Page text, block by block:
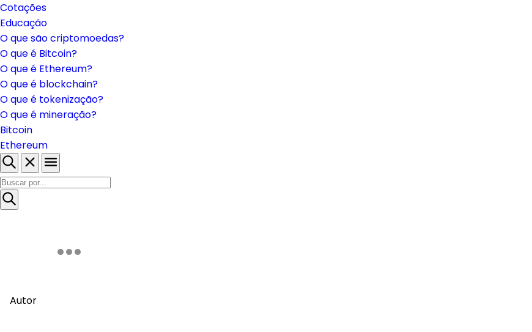
Cotações
Educação
O que são criptomoedas?
O que é Bitcoin?
O que é Ethereum?
O que é blockchain?
O que é tokenização?
O que é mineração?
Bitcoin
Ethereum
Autor